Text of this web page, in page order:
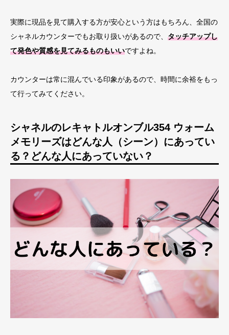
実際に現品を見て購入する方が安心という方はもちろん、全国の
シャネルカウンターでもお取り扱いがあるので、 タッチアップし
て発色や質感を見てみるものもいいですよね。
カウンターは常に混んでいる印象があるので、時間に余裕をもっ
て行ってみてください。
シャネルのレキャトルオンブル354 ウォーム
メモリーズはどんな人（シーン）にあってい
る？どんな人にあっていない？